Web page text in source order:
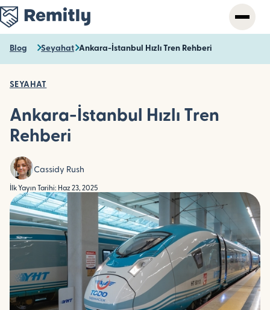
Skip
to
main
content
Blog Seyahat Ankara-İstanbul Hızlı Tren Rehberi
SEYAHAT
Ankara-İstanbul Hızlı Tren
Rehberi
Cassidy Rush
İlk Yayın Tarihi: Haz 23, 2025